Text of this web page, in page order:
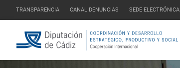
TRANSPARENCIA CANAL DENUNCIAS SEDE ELECTRÓNICA